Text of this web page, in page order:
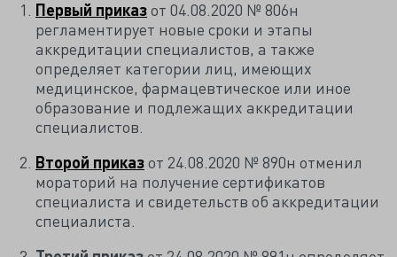
Первый приказот 04.08.2020 № 806н
регламентирует новые сроки и этапы
аккредитации специалистов, а также
определяет категории лиц, имеющих
медицинское, фармацевтическое или иное
образование и подлежащих аккредитации
специалистов.
Второй приказот 24.08.2020 № 890н отменил
мораторий на получение сертификатов
специалиста и свидетельств об аккредитации
специалиста.